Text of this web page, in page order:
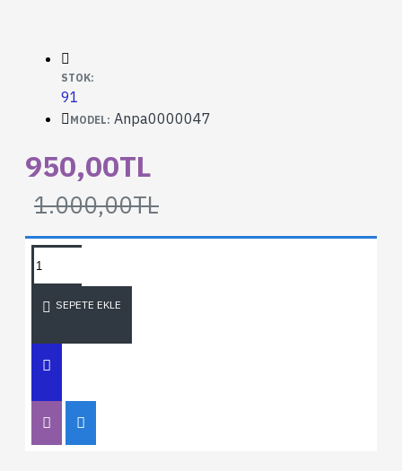
950,00TL
1.000,00TL
STOK:
91
MODEL: Anpa0000047
SEPETE EKLE